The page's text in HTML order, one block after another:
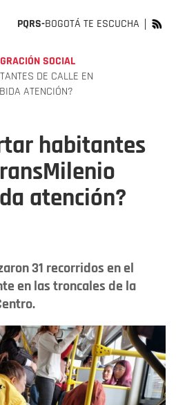
PQRS-BOGOTÁ TE ESCUCHA
SOCIAL
DE CALLE EN
ATENCIÓN?
habitantes
atención?
31 recorridos en el
en las troncales de la